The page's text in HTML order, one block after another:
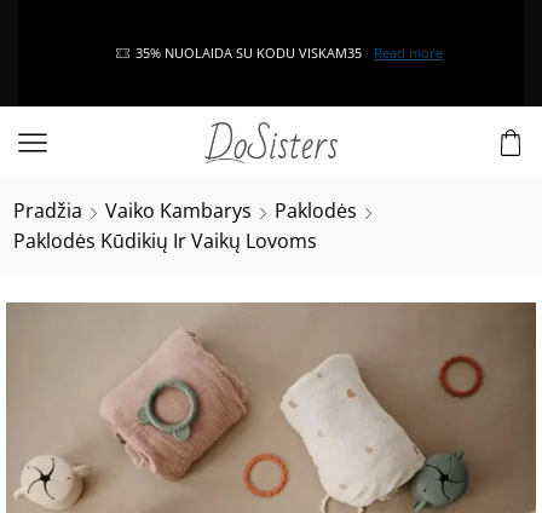
35% NUOLAIDA SU KODU VISKAM35 Read more
Pradžia Vaiko Kambarys
Paklodės
Paklodės Kūdikių Ir Vaikų Lovoms